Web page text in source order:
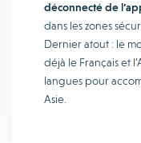
déconnecté de
dans les zones
Dernier atout : le
déjà le Français et
langues pour
Asie.